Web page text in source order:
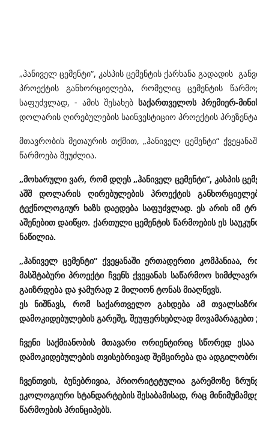
„ჰანიველ ცემენტი“, კასპის ცემენტის ქარხანა გადადის
პროექტის განხორციელება, რომელიც ცემენტის
საფუძვლად, - ამის შესახებ საქართველოს პრემიერ-
დოლარის ღირებულების საინვესტიციო პროექტის
მთავრობის მეთაურის თქმით, „ჰანიველ ცემენტი“
წარმოება შეუძლია.
„მოხარული ვარ, რომ დღეს „ჰანიველ ცემენტი“, კასპის
აშშ დოლარის ღირებულების პროექტის
ტექნოლოგიურ ხაზს დაედება საფუძვლად. ეს არის იმ
აშენებით დაიწყო. ქართული ცემენტის წარმოების ეს
ნაწილია.
„ჰანიველ ცემენტი“ ქვეყანაში ერთადერთი
მასშტაბური პროექტი ჩვენს ქვეყანას საწარმოო
გაიზრდება და ჯამურად 2 მილიონ ტონას მიაღწევს.
ეს ნიშნავს, რომ საქართველო გახდება ამ
დამოკიდებულების გარეშე, შეუფერხებლად
ჩვენი საქმიანობის მთავარი ორიენტირიც სწორედ
დამოკიდებულების თვისებრივად შემცირება და
ჩვენთვის, ბუნებრივია, პრიორიტეტულია გარემოზე
ეკოლოგიური სტანდარტების შესაბამისად, რაც
წარმოების პრინციპებს.